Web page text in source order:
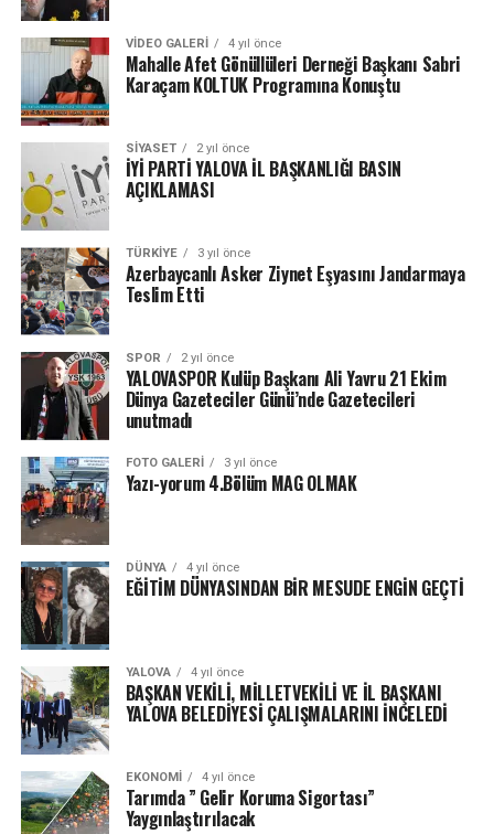
VIDEO GALERI 4 yıl önce
Mahalle Afet Gönüllüleri Derneği Başkanı Sabri
Karaçam KOLTUK Programına Konuştu
SIYASET 2 yıl önce
İYİ PARTİ YALOVA İL BAŞKANLIĞI BASIN
AÇIKLAMASI
TÜRKIYE 3 yıl önce
Azerbaycanlı Asker Ziynet Eşyasını Jandarmaya
Teslim Etti
SPOR 2 yıl önce
YALOVASPOR Kulüp Başkanı Ali Yavru 21 Ekim
Dünya Gazeteciler Günü’nde Gazetecileri
unutmadı
FOTO GALERI 3 yıl önce
Yazı-yorum 4.Bölüm MAG OLMAK
DÜNYA 4 yıl önce
EĞİTİM DÜNYASINDAN BİR MESUDE ENGİN GEÇTİ
YALOVA 4 yıl önce
BAŞKAN VEKİLİ, MİLLETVEKİLİ VE İL BAŞKANI
YALOVA BELEDİYESİ ÇALIŞMALARINI İNCELEDİ
EKONOMI 4 yıl önce
Tarımda ” Gelir Koruma Sigortası”
Yaygınlaştırılacak